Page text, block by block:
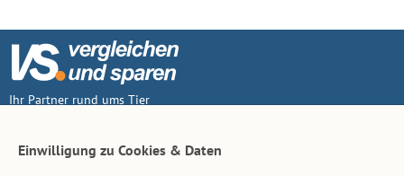
Ihr Partner rund ums Tier
Einwilligung zu Cookies & Daten